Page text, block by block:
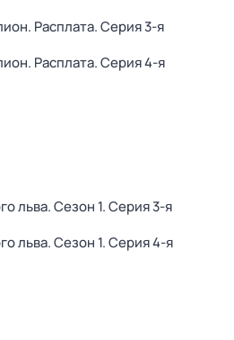
Расплата. Серия 3-я
Расплата. Серия 4-я
льва. Сезон 1. Серия 3-я
льва. Сезон 1. Серия 4-я